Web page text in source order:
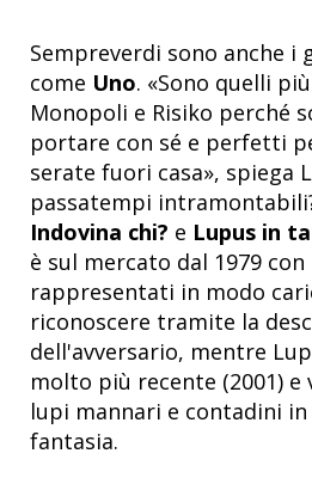
Sempreverdi sono anche i
come Uno. «Sono quelli
Monopoli e Risiko perché
portare con sé e perfetti
serate fuori casa», spiega
passatempi
Indovina chi? e Lupus in
è sul mercato dal 1979
rappresentati in modo
riconoscere tramite la
dell'avversario, mentre
molto più recente (2001) e
lupi mannari e contadini
fantasia.